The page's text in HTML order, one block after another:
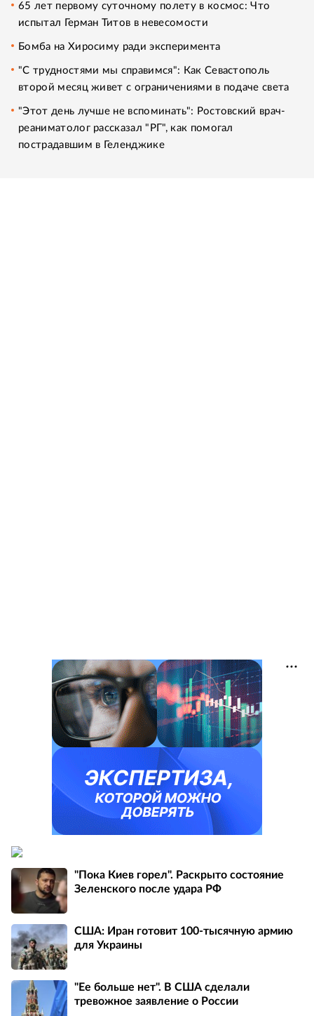
65 лет первому суточному полету в космос: Что
испытал Герман Титов в невесомости
Бомба на Хиросиму ради эксперимента
"С трудностями мы справимся": Как Севастополь
второй месяц живет с ограничениями в подаче света
"Этот день лучше не вспоминать": Ростовский врач-
реаниматолог рассказал "РГ", как помогал
пострадавшим в Геленджике
"Пока Киев горел". Раскрыто состояние
Зеленского после удара РФ
США: Иран готовит 100-тысячную армию
для Украины
"Ее больше нет". В США сделали
тревожное заявление о России